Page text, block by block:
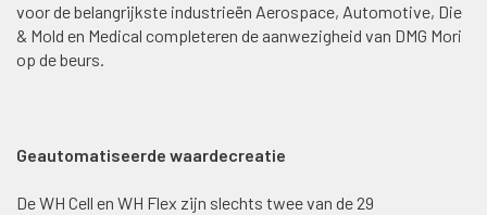
voor de belangrijkste industrieën Aerospace, Automotive, Die
& Mold en Medical completeren de aanwezigheid van DMG Mori
op de beurs.
Geautomatiseerde waardecreatie
De WH Cell en WH Flex zijn slechts twee van de 29